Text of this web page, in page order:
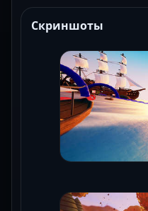
Скриншоты